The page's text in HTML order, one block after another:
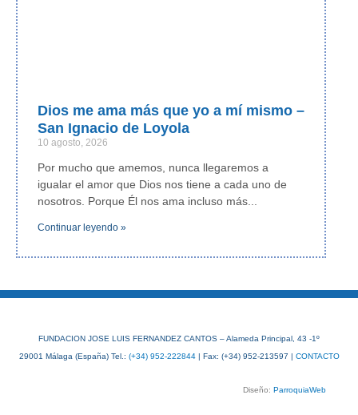
Dios me ama más que yo a mí mismo –
San Ignacio de Loyola
10 agosto, 2026
Por mucho que amemos, nunca llegaremos a
igualar el amor que Dios nos tiene a cada uno de
nosotros. Porque Él nos ama incluso más
Continuar leyendo »
FUNDACION JOSE LUIS FERNANDEZ CANTOS – Alameda Principal, 43 -1º
29001 Málaga (España) Tel.: (+34) 952-222844| Fax: (+34) 952-213597 | CONTACTO
Diseño: ParroquiaWeb